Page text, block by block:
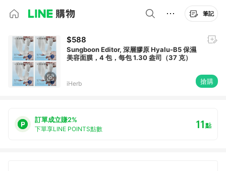
筆記
$588
Sungboon Editor, 深層膠原 Hyalu-B5 保濕
美容面膜，4 包，每包 1.30 盎司（37 克）
iHerb 搶購
訂單成立賺2%
下單享LINE POINTS點數 11點